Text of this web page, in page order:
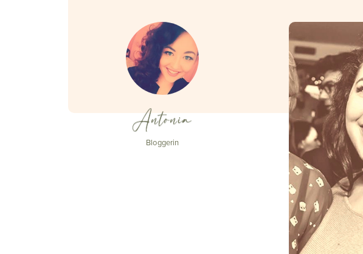
Antonia
Bloggerin